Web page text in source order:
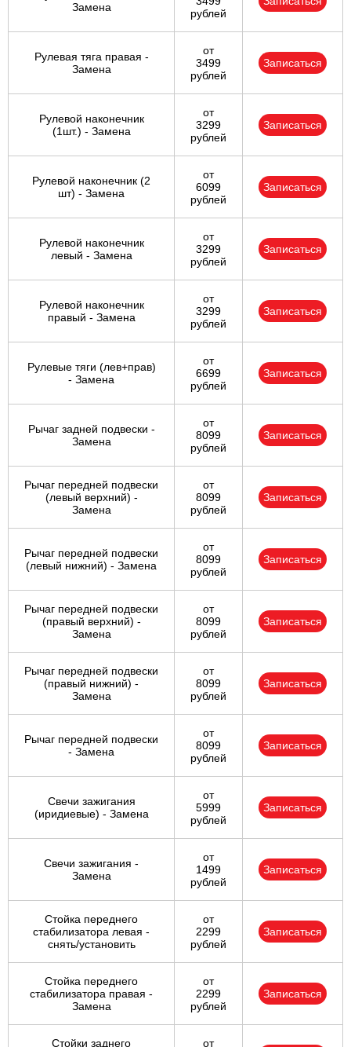
Замена
рублей
Рулевая тяга правая -
Замена
от
3499
рублей
Записаться
Рулевой наконечник
(1шт.) - Замена
от
3299
рублей
Записаться
Рулевой наконечник (2
шт) - Замена
от
6099
рублей
Записаться
Рулевой наконечник
левый - Замена
от
3299
рублей
Записаться
Рулевой наконечник
правый - Замена
от
3299
рублей
Записаться
Рулевые тяги (лев+прав)
- Замена
от
6699
рублей
Записаться
Рычаг задней подвески -
Замена
от
8099
рублей
Записаться
Рычаг передней подвески
(левый верхний) -
Замена
от
8099
рублей
Записаться
Рычаг передней подвески
(левый нижний) - Замена
от
8099
рублей
Записаться
Рычаг передней подвески
(правый верхний) -
Замена
от
8099
рублей
Записаться
Рычаг передней подвески
(правый нижний) -
Замена
от
8099
рублей
Записаться
Рычаг передней подвески
- Замена
от
8099
рублей
Записаться
Свечи зажигания
(иридиевые) - Замена
от
5999
рублей
Записаться
Свечи зажигания -
Замена
от
1499
рублей
Записаться
Стойка переднего
стабилизатора левая -
снять/установить
от
2299
рублей
Записаться
Стойка переднего
стабилизатора правая -
Замена
от
2299
рублей
Записаться
Стойки заднего
от